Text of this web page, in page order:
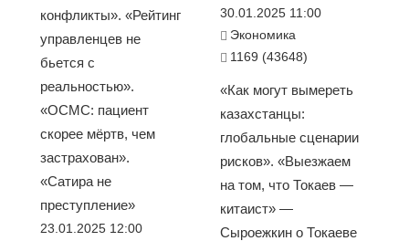
конфликты». «Рейтинг
управленцев не
бьется с
реальностью».
«ОСМС: пациент
скорее мёртв, чем
застрахован».
«Сатира не
преступление»
23.01.2025 12:00
30.01.2025 11:00
Экономика
1169 (43648)
«Как могут вымереть
казахстанцы:
глобальные сценарии
рисков». «Выезжаем
на том, что Токаев —
китаист» —
Сыроежкин о Токаеве